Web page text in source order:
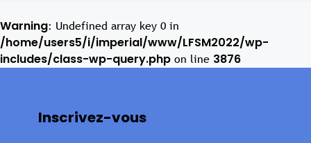
Warning: Undefined array key 0 in
/home/users5/i/imperial/www/LFSM2022/wp-
includes/class-wp-query.php on line 3876
Inscrivez-vous